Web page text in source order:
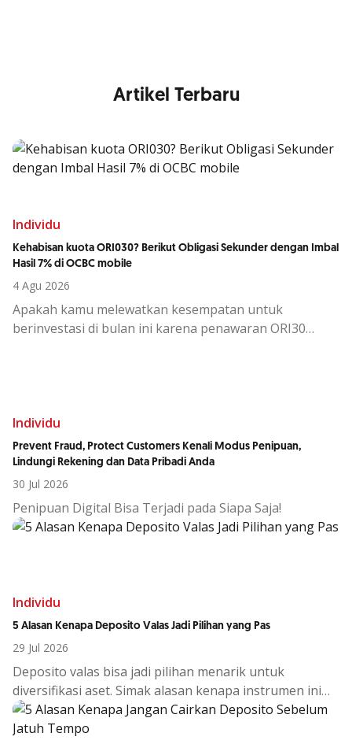
Artikel Terbaru
Individu
Kehabisan kuota ORI030? Berikut Obligasi Sekunder dengan Imbal
Hasil 7% di OCBC mobile
4 Agu 2026
Apakah kamu melewatkan kesempatan untuk
berinvestasi di bulan ini karena penawaran ORI30
Individu
Prevent Fraud, Protect Customers Kenali Modus Penipuan,
Lindungi Rekening dan Data Pribadi Anda
30 Jul 2026
Penipuan Digital Bisa Terjadi pada Siapa Saja!
Individu
5 Alasan Kenapa Deposito Valas Jadi Pilihan yang Pas
29 Jul 2026
Deposito valas bisa jadi pilihan menarik untuk
diversifikasi aset. Simakalasan kenapa instrumen ini
cocokditengahkondisiekono